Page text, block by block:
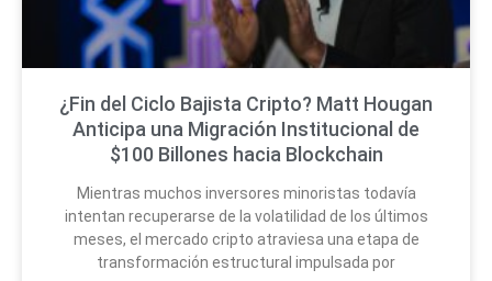
¿Fin del Ciclo Bajista Cripto? Matt Hougan
Anticipa una Migración Institucional de
$100 Billones hacia Blockchain
Mientras muchos inversores minoristas todavía
intentan recuperarse de la volatilidad de los últimos
meses, el mercado cripto atraviesa una etapa de
transformación estructural impulsada por